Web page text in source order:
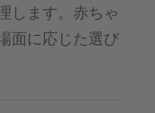
します。赤ちゃ
面に応じた選び